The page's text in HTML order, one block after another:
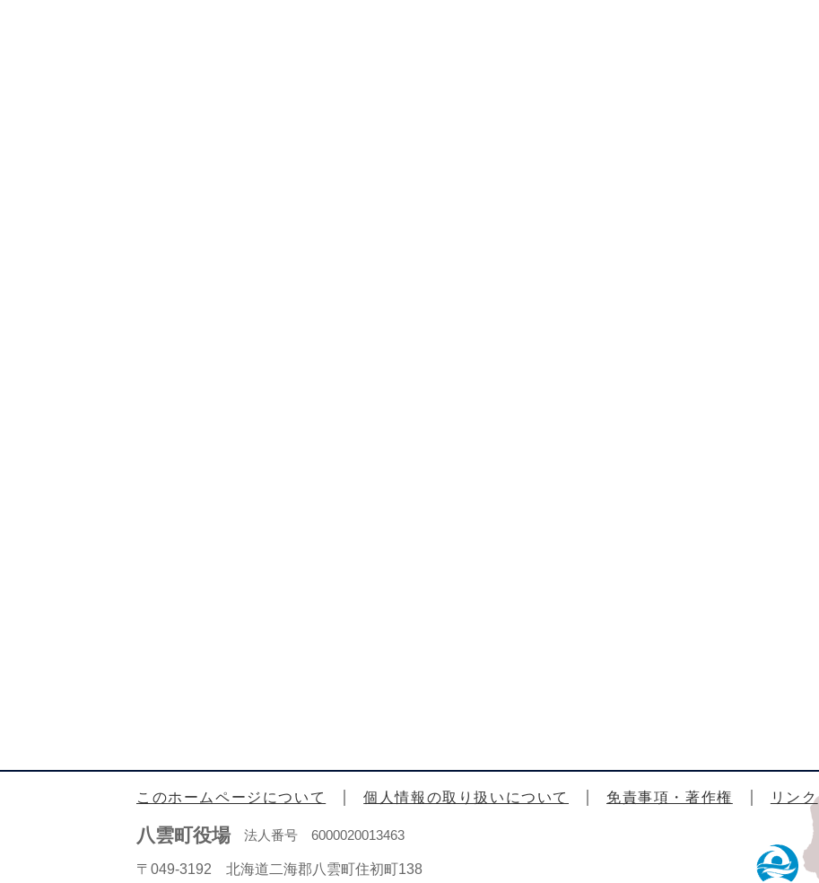
このホームページについて 個人情報の取り扱いについて 免責事項・著作権 リンク
八雲町役場法人番号 6000020013463
〒049-3192 北海道二海郡八雲町住初町138